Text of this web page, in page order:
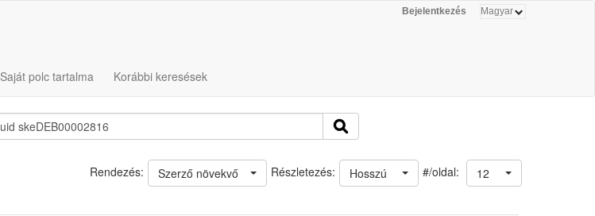
Bejelentkezés
Saját polc tartalma Korábbi keresések
#/oldal: 12
Hosszú
Részletezés:
Rendezés: Szerző növekvő